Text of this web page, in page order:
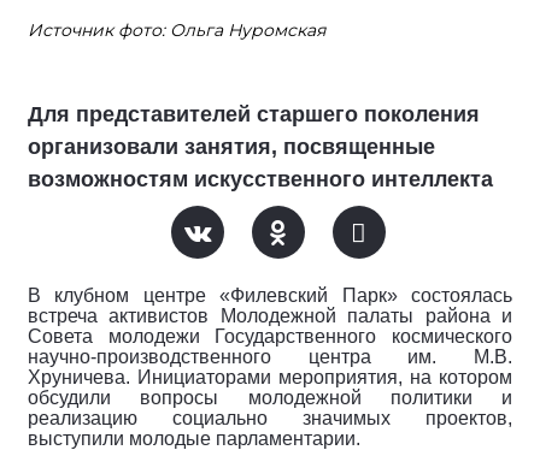
Источник фото: Ольга Нуромская
Для представителей старшего поколения
организовали занятия, посвященные
возможностям искусственного интеллекта
В клубном центре «Филевский Парк» состоялась
встреча активистов Молодежной палаты района и
Совета молодежи Государственного космического
научно-производственного центра им. М.В.
Хруничева. Инициаторами мероприятия, на котором
обсудили вопросы молодежной политики и
реализацию социально значимых проектов,
выступили молодые парламентарии.